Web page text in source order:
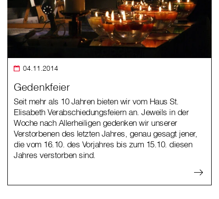
04.11.2014
Gedenkfeier
Seit mehr als 10 Jahren bieten wir vom Haus St.
Elisabeth Verabschiedungsfeiern an. Jeweils in der
Woche nach Allerheiligen gedenken wir unserer
Verstorbenen des letzten Jahres, genau gesagt jener,
die vom 16.10. des Vorjahres bis zum 15.10. diesen
Jahres verstorben sind.